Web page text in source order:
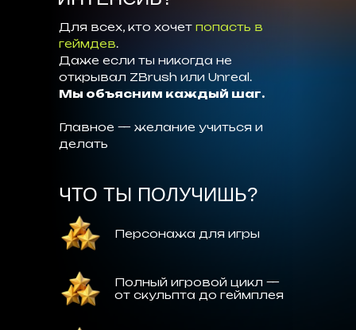
Для всех, кто хочет попасть в
геймдев.
Даже если ты никогда не
открывал ZBrush или Unreal.
Мы объясним каждый шаг.
Главное — желание учиться и
делать
ЧТО ТЫ ПОЛУЧИШЬ?
Персонажа для игры
Полный игровой цикл —
от скульпта до геймплея